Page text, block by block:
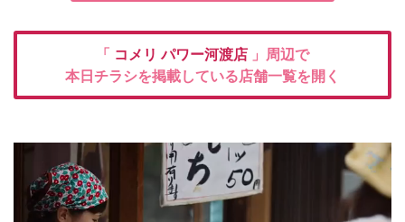
「 コメリパワー河渡店 」周辺で
本日チラシを掲載している店舗一覧を開く